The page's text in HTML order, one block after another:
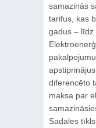
samazinās
tarifus, kas
gadus – līdz
diferencēto
maksa par
Sadales